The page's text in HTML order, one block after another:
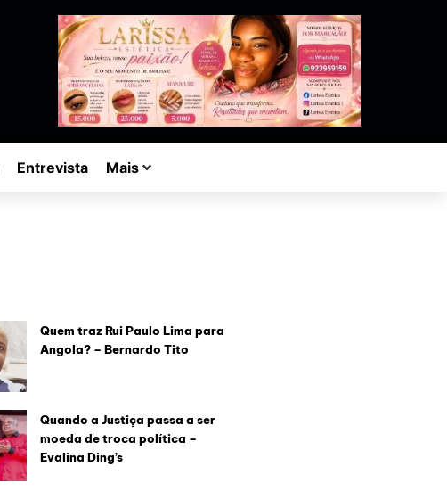
Entrevista Mais
Quem traz Rui Paulo Lima para
Angola? – Bernardo Tito
Quando a Justiça passa a ser
moeda de troca política –
Evalina Ding’s